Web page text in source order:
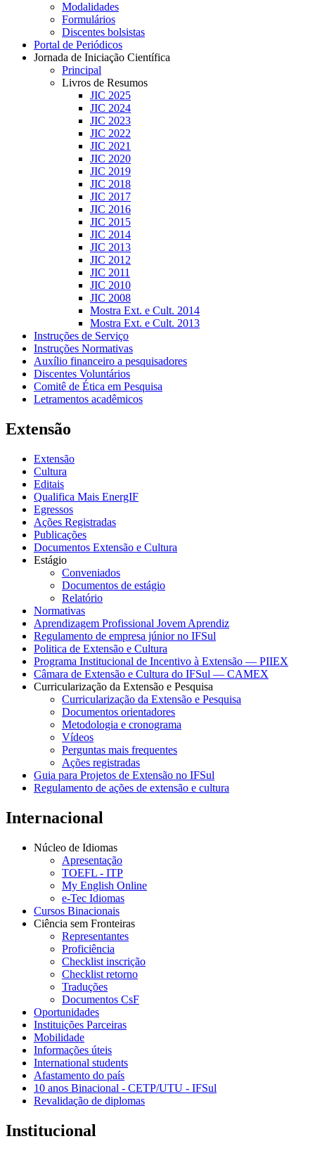
Modalidades
Formulários
Discentes bolsistas
Portal de Periódicos
Jornada de Iniciação Científica
Principal
Livros de Resumos
JIC 2025
JIC 2024
JIC 2023
JIC 2022
JIC 2021
JIC 2020
JIC 2019
JIC 2018
JIC 2017
JIC 2016
JIC 2015
JIC 2014
JIC 2013
JIC 2012
JIC 2011
JIC 2010
JIC 2008
Mostra Ext. e Cult. 2014
Mostra Ext. e Cult. 2013
Instruções de Serviço
Instruções Normativas
Auxílio financeiro a pesquisadores
Discentes Voluntários
Comitê de Ética em Pesquisa
Letramentos acadêmicos
Extensão
Extensão
Cultura
Editais
Qualifica Mais EnergIF
Egressos
Ações Registradas
Publicações
Documentos Extensão e Cultura
Estágio
Conveniados
Documentos de estágio
Relatório
Normativas
Aprendizagem Profissional Jovem Aprendiz
Regulamento de empresa júnior no IFSul
Politica de Extensão e Cultura
Programa Institucional de Incentivo à Extensão — PIIEX
Câmara de Extensão e Cultura do IFSul — CAMEX
Curricularização da Extensão e Pesquisa
Curricularização da Extensão e Pesquisa
Documentos orientadores
Metodologia e cronograma
Vídeos
Perguntas mais frequentes
Ações registradas
Guia para Projetos de Extensão no IFSul
Regulamento de ações de extensão e cultura
Internacional
Núcleo de Idiomas
Apresentação
TOEFL - ITP
My English Online
e-Tec Idiomas
Cursos Binacionais
Ciência sem Fronteiras
Representantes
Proficiência
Checklist inscrição
Checklist retorno
Traduções
Documentos CsF
Oportunidades
Instituições Parceiras
Mobilidade
Informações úteis
International students
Afastamento do país
10 anos Binacional - CETP/UTU - IFSul
Revalidação de diplomas
Institucional